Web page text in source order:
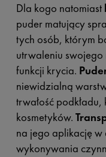
Dla kogo natomiast
puder matujący
tych osób, którym
utrwaleniu
funkcji krycia.
niewidzialną
trwałość
kosmetyków.
na jego aplikację
wykonywania